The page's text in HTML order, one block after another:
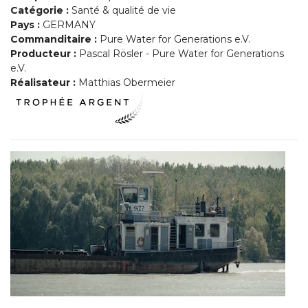
Catégorie : Santé & qualité de vie
Pays : GERMANY
Commanditaire : Pure Water for Generations e.V.
Producteur : Pascal Rösler - Pure Water for Generations
e.V.
Réalisateur : Matthias Obermeier